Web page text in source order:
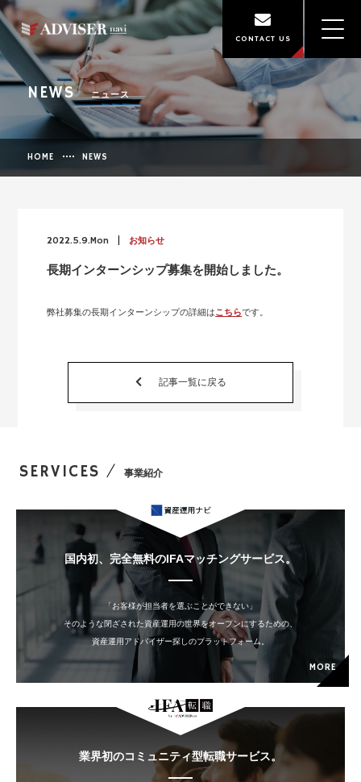
CONTACT US
NEWS ニュース
HOME NEWS
2022.5.9.Mon お知らせ
長期インターンシップ募集を開始しました。
弊社募集の長期インターンシップの詳細はこちらです。
記事一覧に戻る
SERVICES 事業紹介
国内初、完全無料のIFAマッチングサービス。
「お客様が担当者を選ぶことができない」
そのような閉ざされた資産運用の世界をオープンにするための、
資産運用アドバイザー探しのプラットフォーム。
MORE
業界初のコミュニティ型転職サービス。